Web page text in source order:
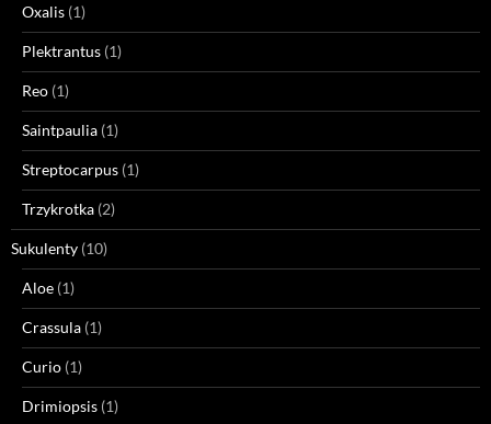
Oxalis (1)
Plektrantus (1)
Reo (1)
Saintpaulia (1)
Streptocarpus (1)
Trzykrotka (2)
Sukulenty (10)
Aloe (1)
Crassula (1)
Curio (1)
Drimiopsis (1)